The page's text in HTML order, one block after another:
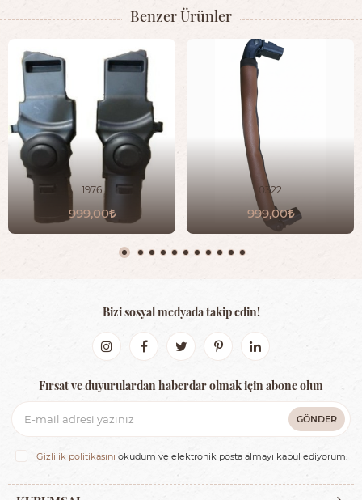
Benzer Ürünler
1976
999,00
0322
999,00
Bizi sosyal medyada takip edin!
Fırsat ve duyurulardan haberdar olmak için abone olun
GÖNDER
Gizlilik politikasını okudum ve elektronik posta almayı kabul ediyorum.